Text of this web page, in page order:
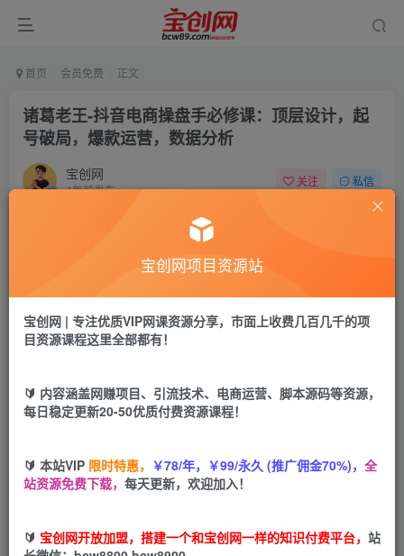
首页 会员免费 正文
诸葛老王-抖音电商操盘手必修课：顶层设计，​起
号破局，爆款运营，数据分析
宝创网
4年前发布
关注 私信
宝币9.9 宝币 19.9
立即购买
诸葛老王-抖音电商操盘手必修课：顶层设计，​起号破局，爆
宝创网项目资源站
宝创网 | 专注优质VIP网课资源分享，市面上收费几百几千的项
目资源课程这里全部都有！
🔰 内容涵盖网赚项目、引流技术、电商运营、脚本源码等资源，
每日稳定更新20-50优质付费资源课程！
🔰 本站VIP 限时特惠， ￥78/年，￥99/永久 (推广佣金70%)， 全
站资源免费下载， 每天更新，欢迎加入！
🔰 宝创网开放加盟，搭建一个和宝创网一样的知识付费平台， 站